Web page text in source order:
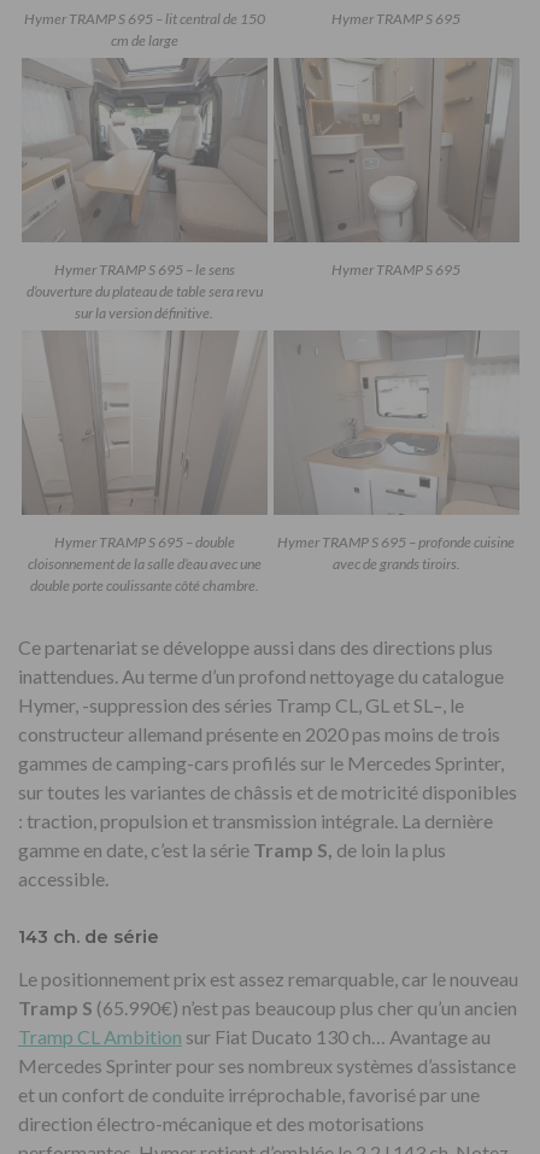
Hymer TRAMP S 695 – lit central de 150
cm de large
Hymer TRAMP S 695
Hymer TRAMP S 695 – le sens
d’ouverture du plateau de table sera revu
sur la version définitive.
Hymer TRAMP S 695
Hymer TRAMP S 695 – double
cloisonnement de la salle d’eau avec une
double porte coulissante côté chambre.
Hymer TRAMP S 695 – profonde cuisine
avec de grands tiroirs.
Ce partenariat se développe aussi dans des directions plus
inattendues. Au terme d’un profond nettoyage du catalogue
Hymer, -suppression des séries Tramp CL, GL et SL –, le
constructeur allemand présente en 2020 pas moins de trois
gammes de camping-cars profilés sur le Mercedes Sprinter,
sur toutes les variantes de châssis et de motricité disponibles
: traction, propulsion et transmission intégrale. La dernière
gamme en date, c’est la série Tramp S, de loin la plus
accessible.
143 ch. de série
Le positionnement prix est assez remarquable, car le nouveau
Tramp S (65.990€) n’est pas beaucoup plus cher qu’un ancien
Tramp CL Ambition sur Fiat Ducato 130 ch… Avantage au
Mercedes Sprinter pour ses nombreux systèmes d’assistance
et un confort de conduite irréprochable, favorisé par une
direction électro-mécanique et des motorisations